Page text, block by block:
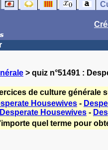
> quiz n°51491 :
de culture générale
Housewives -
Desperate Housewives -
quel terme pour